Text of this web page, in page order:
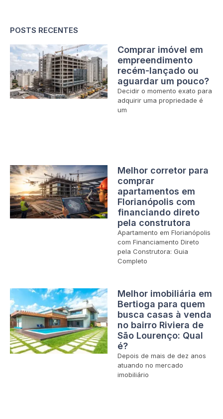
POSTS RECENTES
Comprar imóvel em
empreendimento
recém-lançado ou
aguardar um pouco?
Decidir o momento exato para
adquirir uma propriedade é
um
Melhor corretor para
comprar
apartamentos em
Florianópolis com
financiando direto
pela construtora
Apartamento em Florianópolis
com Financiamento Direto
pela Construtora: Guia
Completo
Melhor imobiliária em
Bertioga para quem
busca casas à venda
no bairro Riviera de
São Lourenço: Qual
é?
Depois de mais de dez anos
atuando no mercado
imobiliário